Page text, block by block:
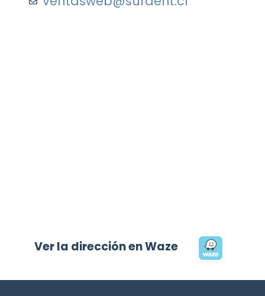
Ver la dirección en Waze